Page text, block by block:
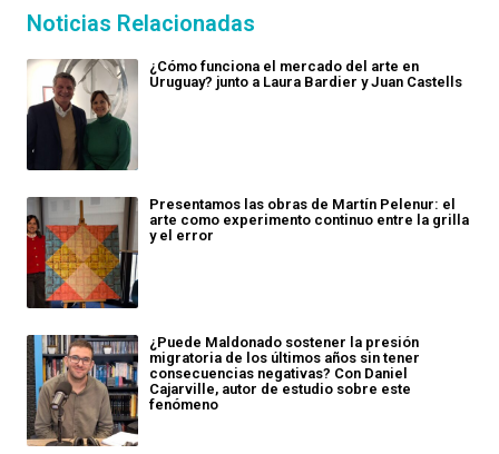
Noticias Relacionadas
¿Cómo funciona el mercado del arte en
Uruguay? junto a Laura Bardier y Juan Castells
Presentamos las obras de Martín Pelenur: el
arte como experimento continuo entre la grilla
y el error
¿Puede Maldonado sostener la presión
migratoria de los últimos años sin tener
consecuencias negativas? Con Daniel
Cajarville, autor de estudio sobre este
fenómeno